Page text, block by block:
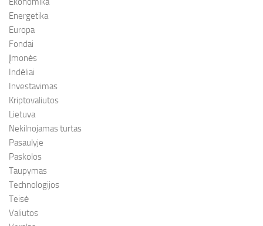
Energetika
Europa
Fondai
Įmonės
Indėliai
Investavimas
Kriptovaliutos
Lietuva
Nekilnojamas turtas
Pasaulyje
Paskolos
Taupymas
Technologijos
Teisė
Valiutos